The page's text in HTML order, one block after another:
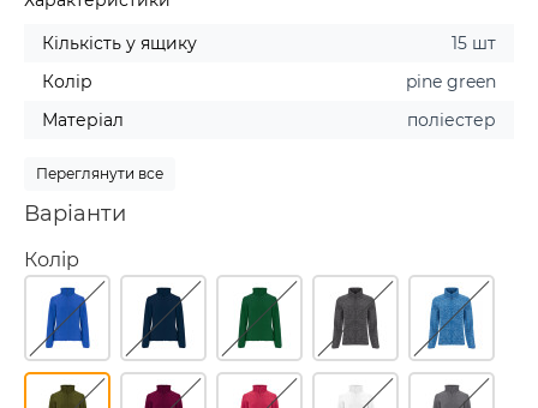
Кількість у ящику
15 шт
Колір
pine green
Матеріал
поліестер
Переглянути все
Варіанти
Колір